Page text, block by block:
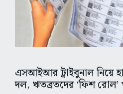
এসআইআর ট্রাইবুনাল নিয়ে
দল, ঋতব্রতদের ‘ফিশ রোল’